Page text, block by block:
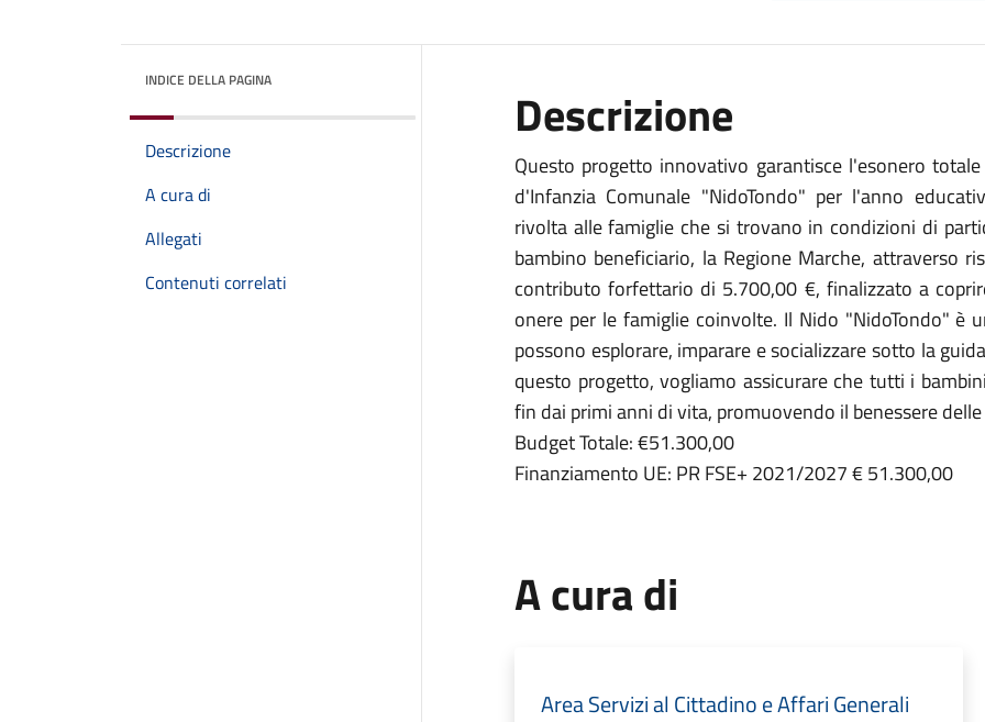
INDICE DELLA PAGINA
Descrizione
A cura di
Allegati
Contenuti correlati
Descrizione
Questo progetto innovativo garantisce l'esonero
d'Infanzia Comunale "NidoTondo" per l'anno
rivolta alle famiglie che si trovano in condizioni di
bambino beneficiario, la Regione Marche, attraverso
contributo forfettario di 5.700,00 €, finalizzato a
onere per le famiglie coinvolte. Il Nido "NidoTondo" è
possono esplorare, imparare e socializzare sotto la
questo progetto, vogliamo assicurare che tutti i
fin dai primi anni di vita, promuovendo il benessere
Budget Totale: €51.300,00
Finanziamento UE: PR FSE+ 2021/2027 € 51.300,00
A cura di
Area Servizi al Cittadino e Affari Generali